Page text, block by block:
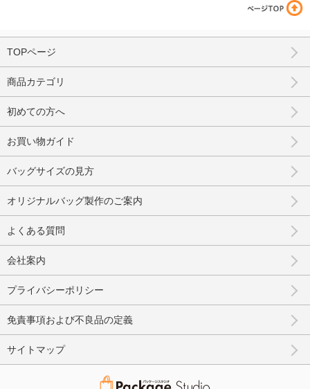
TOPページ
商品カテゴリ
初めての方へ
お買い物ガイド
バッグサイズの見方
オリジナルバッグ製作のご案内
よくある質問
会社案内
プライバシーポリシー
免責事項および不良品の定義
サイトマップ